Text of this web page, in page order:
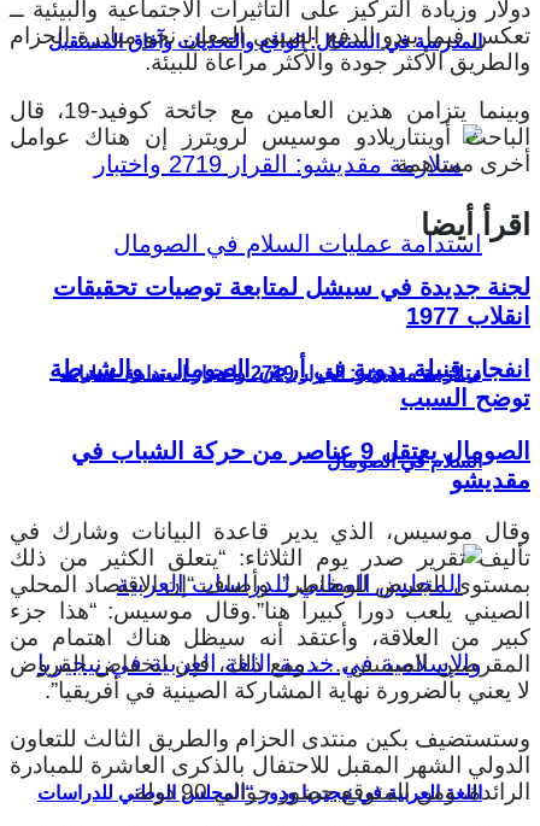
المدرسة في السنغال: الواقع والتحديات وآفاق المستقبل
متلازمة مقديشو: القرار 2719 واختبار استدامة عمليات
السلام في الصومال
اللغة العربية في نيجيريا ودور “المجلس الوطني للدراسات
دولار وزيادة التركيز على التأثيرات الاجتماعية والبيئية ــ
تعكس فيما يبدو الدفع الصيني المعلن نحو مبادرة الحزام
والطريق الأكثر جودة والأكثر مراعاة للبيئة.
وبينما يتزامن هذين العامين مع جائحة كوفيد-19، قال
الباحث أوينتاريلادو موسيس لرويترز إن هناك عوامل
أخرى مساهمة.
اقرأ أيضا
لجنة جديدة في سيشل لمتابعة توصيات تحقيقات
انقلاب 1977
انفجار قنبلة يدوية في أرض الصومال.. والشرطة
توضح السبب
الصومال يعتقل 9 عناصر من حركة الشباب في
مقديشو
وقال موسيس، الذي يدير قاعدة البيانات وشارك في
تأليف تقرير صدر يوم الثلاثاء: “يتعلق الكثير من ذلك
بمستوى التعرض للمخاطر”. وأضاف “إن الاقتصاد المحلي
الصيني يلعب دورا كبيرا هنا”.وقال موسيس: “هذا جزء
كبير من العلاقة، وأعتقد أنه سيظل هناك اهتمام من
المقرضين الصينيين،…، ومع ذلك، فإن انخفاض القروض
لا يعني بالضرورة نهاية المشاركة الصينية في أفريقيا”.
وستستضيف بكين منتدى الحزام والطريق الثالث للتعاون
الدولي الشهر المقبل للاحتفال بالذكرى العاشرة للمبادرة
الرائدة، ومن المتوقع حضور حوالي 90 دولة.